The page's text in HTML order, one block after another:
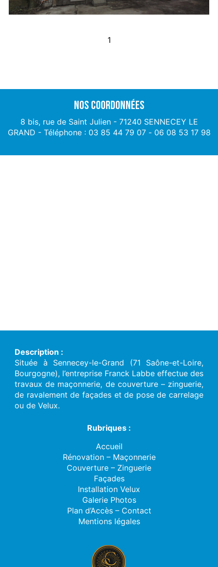
1
Nos coordonnées
8 bis, rue de Saint Julien - 71240 SENNECEY LE
GRAND - Téléphone : 03 85 44 79 07- 06 08 53 17 98
Description :
Située à Sennecey-le-Grand (71 Saône-et-Loire,
Bourgogne), l’entreprise Franck Labbe effectue des
travaux de maçonnerie, de couverture – zinguerie,
de ravalement de façades et de pose de carrelage
ou de Velux.
Rubriques :
Accueil
Rénovation – Maçonnerie
Couverture – Zinguerie
Façades
Installation Velux
Galerie Photos
Plan d’Accès – Contact
Mentions légales